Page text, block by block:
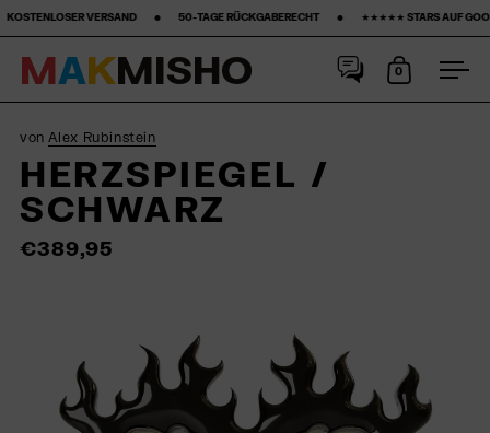
•‎ ‎ ‎ ‎ ‎ ‎ ‎ ‎ 50-TAGE RÜCKGABERECHT ‎ ‎ ‎ ‎ ‎ ‎ ‎ •‎ ‎ ‎ ‎ ‎ ‎ ‎ ‎ ★★★★★ STARS AUF GOOGLE ‎ ‎ ‎ ‎ ‎ ‎ ‎ •‎ ‎ ‎ ‎ ‎ ‎ ‎ ‎15%
MAKMISHO Warenkorb
0
vonAlex Rubinstein
HERZSPIEGEL /
SCHWARZ
€389,95